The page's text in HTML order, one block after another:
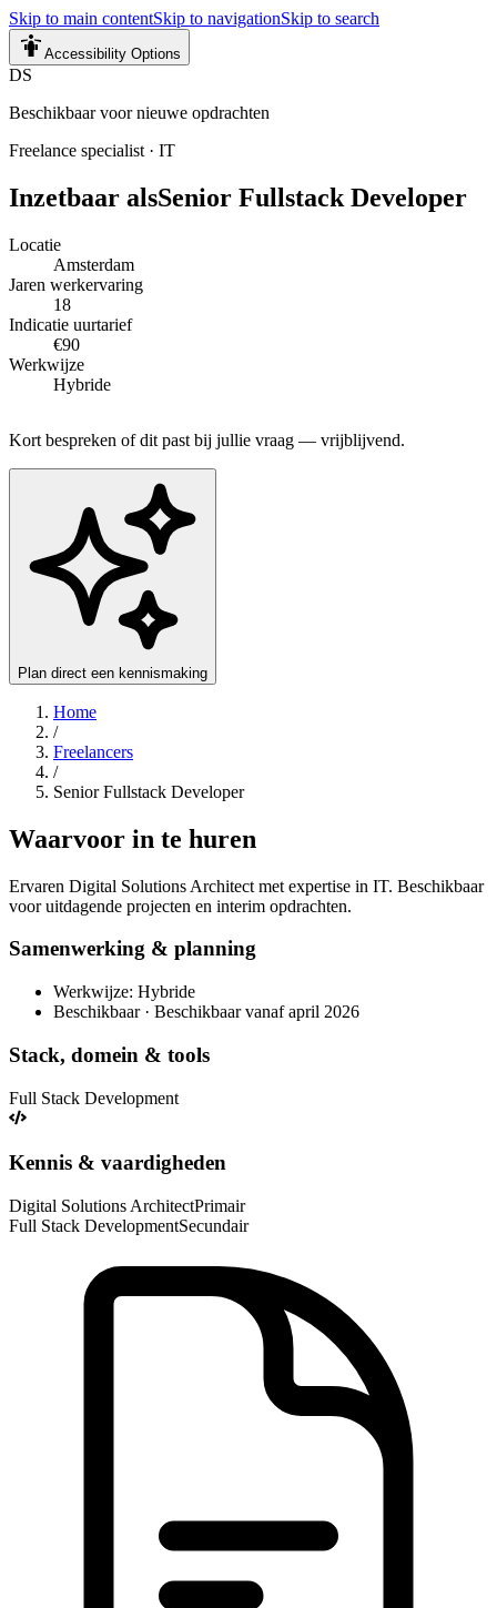
Skip to main contentSkip to navigationSkip to search
Accessibility Options
DS
Beschikbaar voor nieuwe opdrachten
Freelance specialist · IT
Inzetbaar alsSenior Fullstack Developer
Locatie
Amsterdam
Jaren werkervaring
18
Indicatie uurtarief
€90
Werkwijze
Hybride
Kort bespreken of dit past bij jullie vraag — vrijblijvend.
Plan direct een kennismaking
Home
/
Freelancers
/
Senior Fullstack Developer
Waarvoor in te huren
Ervaren Digital Solutions Architect met expertise in IT. Beschikbaar
voor uitdagende projecten en interim opdrachten.
Samenwerking & planning
Werkwijze: Hybride
Beschikbaar · Beschikbaar vanaf april 2026
Stack, domein & tools
Full Stack Development
Kennis & vaardigheden
Digital Solutions ArchitectPrimair
Full Stack DevelopmentSecundair